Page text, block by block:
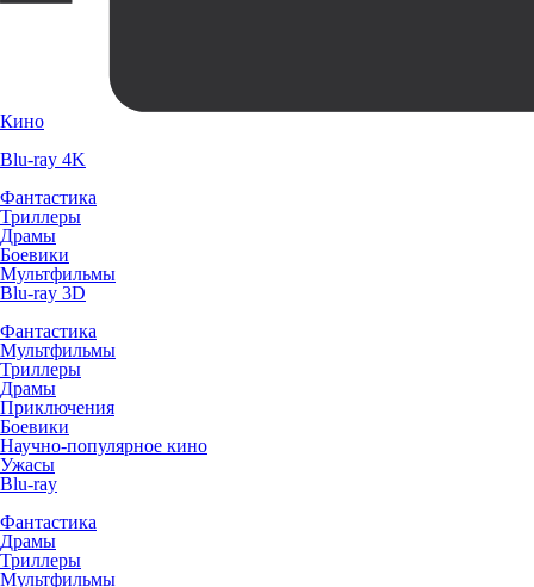
Кино
Blu-ray 4K
Фантастика
Триллеры
Драмы
Боевики
Мультфильмы
Blu-ray 3D
Фантастика
Мультфильмы
Триллеры
Драмы
Приключения
Боевики
Научно-популярное кино
Ужасы
Blu-ray
Фантастика
Драмы
Триллеры
Мультфильмы